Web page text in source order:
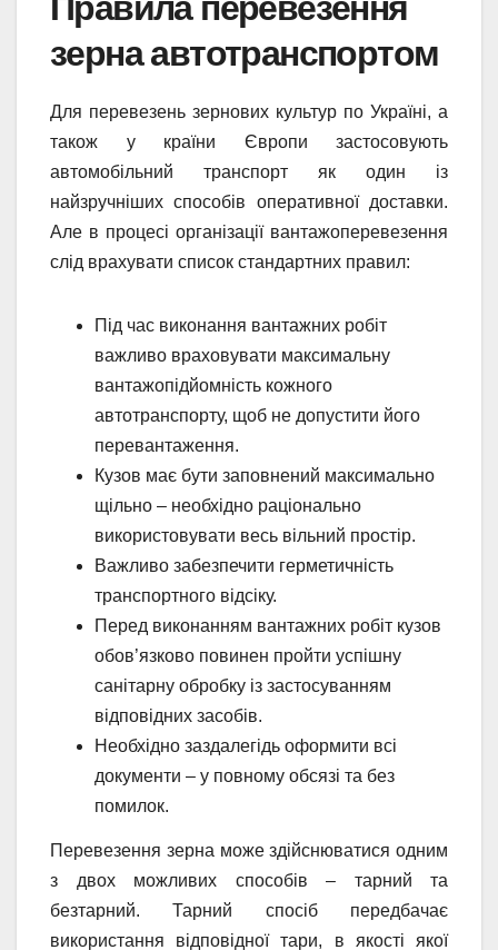
зерна автотранспортом
Для перевезень зернових культур по Україні, а
також у країни Європи застосовують
автомобільний транспорт як один із
найзручніших способів оперативної доставки.
Але в процесі організації вантажоперевезення
слід врахувати список стандартних правил:
Під час виконання вантажних робіт
важливо враховувати максимальну
вантажопідйомність кожного
автотранспорту, щоб не допустити його
перевантаження.
Кузов має бути заповнений максимально
щільно – необхідно раціонально
використовувати весь вільний простір.
Важливо забезпечити герметичність
транспортного відсіку.
Перед виконанням вантажних робіт кузов
обов’язково повинен пройти успішну
санітарну обробку із застосуванням
відповідних засобів.
Необхідно заздалегідь оформити всі
документи – у повному обсязі та без
помилок.
Перевезення зерна може здійснюватися одним
з двох можливих способів – тарний та
безтарний. Тарний спосіб передбачає
використання відповідної тари, в якості якої